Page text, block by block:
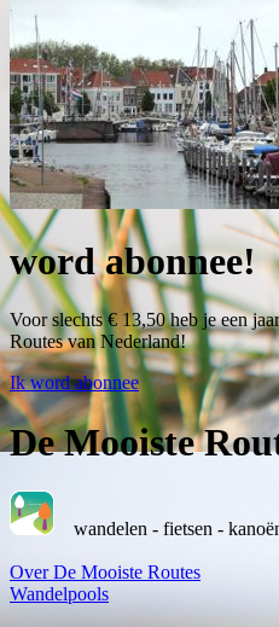
word abonnee!
Voor slechts € 13,50 heb je een
Routes van Nederland!
Ik word abonnee
De Mooiste
wandelen - fietsen -
Over De Mooiste Routes
Wandelpools